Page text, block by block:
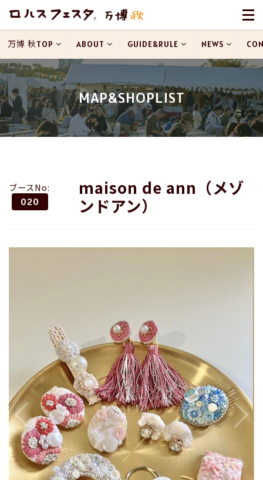
MAP&SHOPLIST
万博 秋TOP ABOUT GUIDE&RULE NEWS
ブースNo:
020
maison de ann（メゾ
ンドアン）